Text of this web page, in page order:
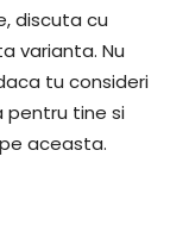
discuta cu
varianta. Nu
tu consideri
tine si
aceasta.